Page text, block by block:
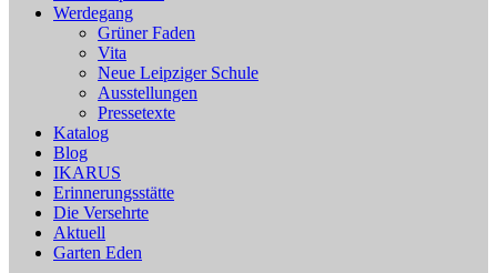
Werdegang
Grüner Faden
Vita
Neue Leipziger Schule
Ausstellungen
Pressetexte
Katalog
Blog
IKARUS
Erinnerungsstätte
Die Versehrte
Aktuell
Garten Eden